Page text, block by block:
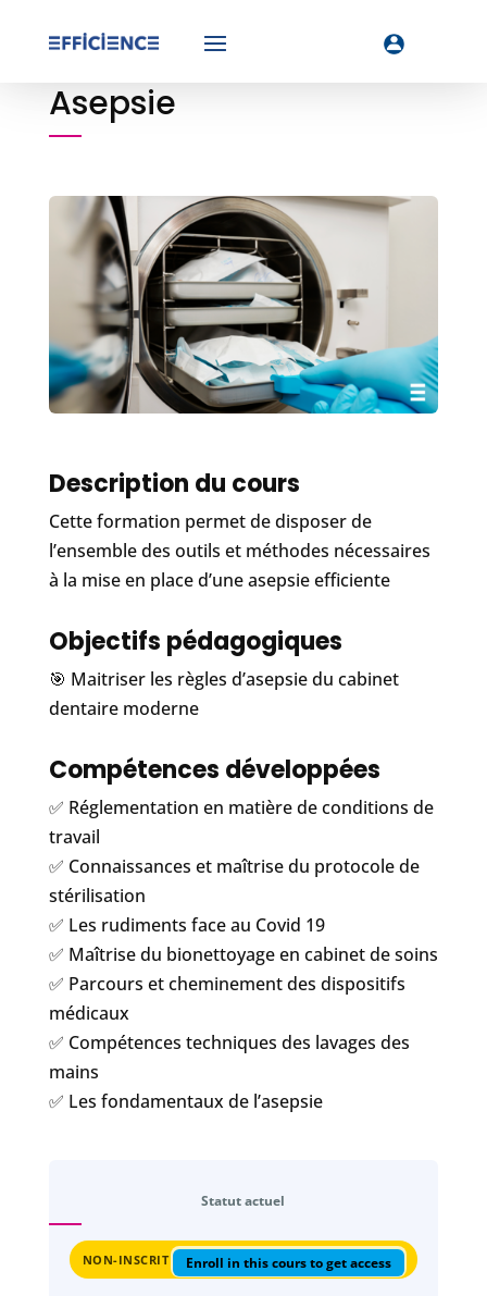
Asepsie
Description du cours
Cette formation permet de disposer de
l’ensemble des outils et méthodes nécessaires
à la mise en place d’une asepsie efficiente
Objectifs pédagogiques
🎯 Maitriser les règles d’asepsie du cabinet
dentaire moderne
Compétences développées
✅ Réglementation en matière de conditions de
travail
✅ Connaissances et maîtrise du protocole de
stérilisation
✅ Les rudiments face au Covid 19
✅ Maîtrise du bionettoyage en cabinet de soins
✅ Parcours et cheminement des dispositifs
médicaux
✅ Compétences techniques des lavages des
mains
✅ Les fondamentaux de l’asepsie
Statut actuel
NON-INSCRIT Enroll in this cours to get access